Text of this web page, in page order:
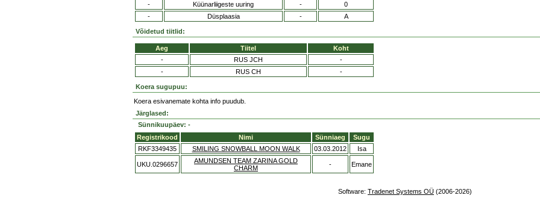
-
Küünarliigeste uuring -
0
-
Düsplaasia - A
Võidetud tiitlid:
Aeg Tiitel
Koht
-
RUS JCH
-
-
RUS CH -
Koera sugupuu:
Koera esivanemate kohta info puudub.
Järglased:
Sünnikuupäev: -
Registrikood
Nimi Sünniaeg
Sugu
RKF3349435
SMILING SNOWBALL MOON WALK 03.03.2012 Isa
UKU.0296657
AMUNDSEN TEAM ZARINA GOLD
CHARM
- Emane
Software: Tradenet Systems OÜ (2006-2026)